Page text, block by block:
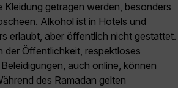
Kleidung getragen werden, besonders
Alkohol ist in Hotels und
erlaubt, aber öffentlich nicht gestattet.
der Öffentlichkeit, respektloses
auch online, können
des Ramadan gelten